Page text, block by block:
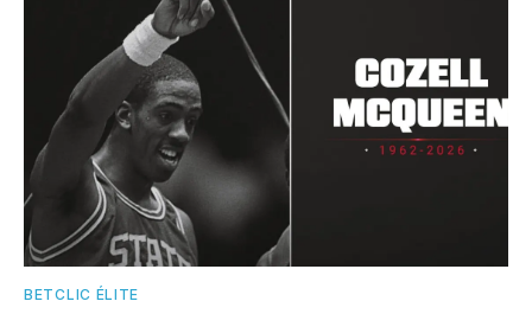
BETCLIC ÉLITE